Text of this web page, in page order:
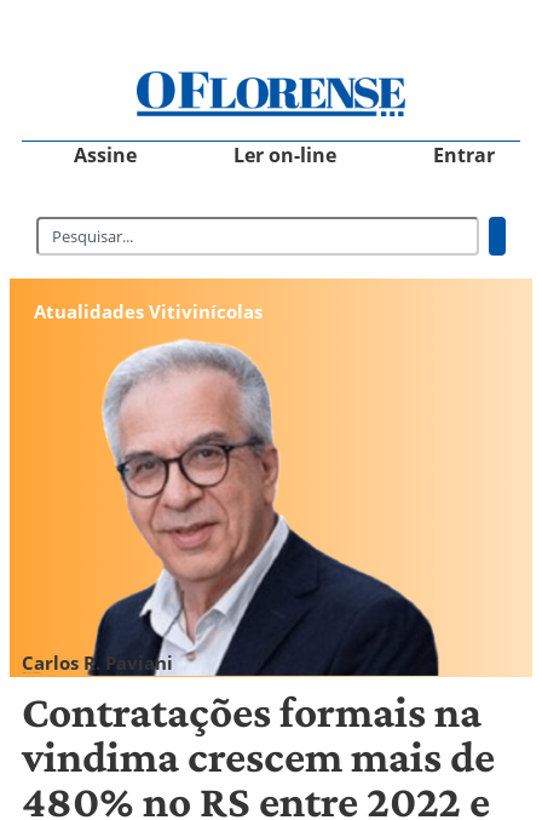
Assine Ler on-line Entrar
Atualidades Vitivinícolas
Carlos R. Paviani
Contratações formais na
vindima crescem mais de
480% no RS entre 2022 e